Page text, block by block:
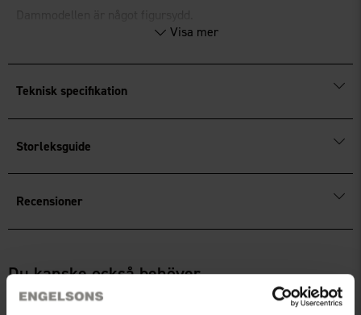
BIONIC-FINISH®
OEKO-TEX Standard 100-certifierad.
Visa mer
Teknisk specifikation
Storleksguide
Recensioner
Du kanske också behöver